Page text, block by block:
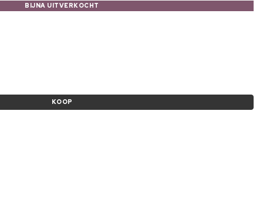
BIJNA UITVERKOCHT
KOOP